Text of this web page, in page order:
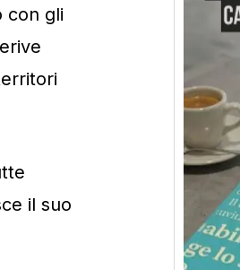
con gli
il suo